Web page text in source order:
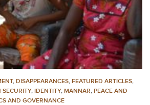
, DISAPPEARANCES, FEATURED ARTICLES,
, IDENTITY, MANNAR, PEACE AND
AND GOVERNANCE